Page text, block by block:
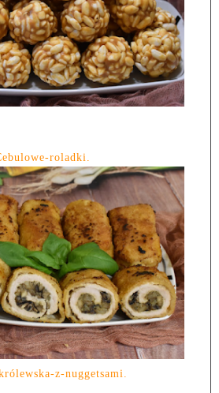
roladki.
z-nuggetsami.